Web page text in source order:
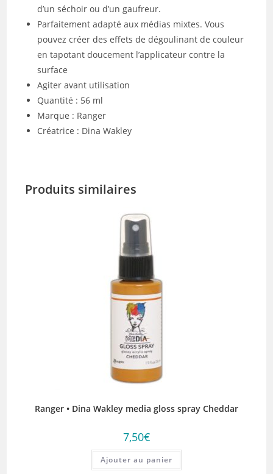
d’un séchoir ou d’un gaufreur.
Parfaitement adapté aux médias mixtes. Vous
pouvez créer des effets de dégoulinant de couleur
en tapotant doucement l’applicateur contre la
surface
Agiter avant utilisation
Quantité : 56 ml
Marque : Ranger
Créatrice : Dina Wakley
Produits similaires
Ranger • Dina Wakley media gloss spray Cheddar
7,50€
Ajouter au panier